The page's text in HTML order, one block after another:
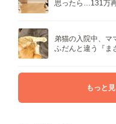
思ったら…131万
弟猫の入院中、
ふだんと違う『
もっと